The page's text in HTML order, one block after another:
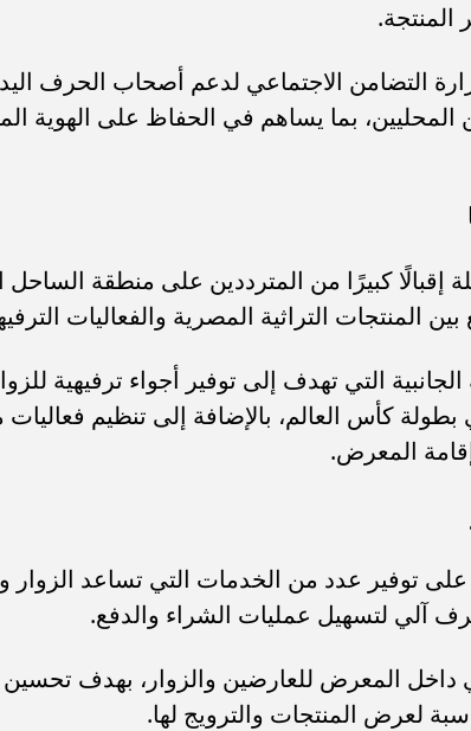
التضامن الاجتماعي لدعم أصحاب الحرف
بما يساهم في الحفاظ على الهوية
كبيرًا من المترددين على منطقة الساحل
التراثية المصرية والفعاليات
التي تهدف إلى توفير أجواء ترفيهية
كأس العالم، بالإضافة إلى تنظيم فعاليات
المعرض.
توفير عدد من الخدمات التي تساعد الزوار
آلي لتسهيل عمليات الشراء والدفع.
داخل المعرض للعارضين والزوار، بهدف
لعرض المنتجات والترويج لها.
الدولة للنهوض برعاية أهالي...
العام